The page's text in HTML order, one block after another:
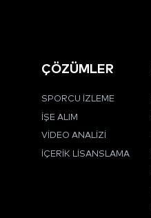
ÇÖZÜMLER
SPORCU İZLEME
İŞE ALIM
VIDEO ANALIZI
İÇERIK LISANSLAMA